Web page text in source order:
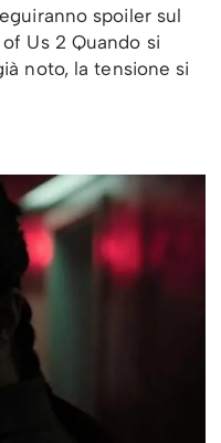
spoiler sul
Us 2 Quando si
noto, la tensione si